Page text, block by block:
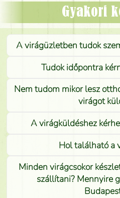
Gyakori
A virágüzletben tudok
Tudok időpontra
Nem tudom mikor lesz
virágot
A virágküldéshez
Hol található a
Minden virágcsokor
szállítani? Mennyire